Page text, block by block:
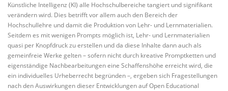
Künstliche Intelligenz (KI) alle Hochschulbereiche tangiert und signifikant
verändern wird. Dies betrifft vor allem auch den Bereich der
Hochschullehre und damit die Produktion von Lehr- und Lernmaterialien.
Seitdem es mit wenigen Prompts möglich ist, Lehr- und Lernmaterialien
quasi per Knopfdruck zu erstellen und da diese Inhalte dann auch als
gemeinfreie Werke gelten – sofern nicht durch kreative Promptketten und
eigenständige Nachbearbeitungen eine Schaffenshöhe erreicht wird, die
ein individuelles Urheberrecht begründen –, ergeben sich Fragestellungen
nach den Auswirkungen dieser Entwicklungen auf Open Educational